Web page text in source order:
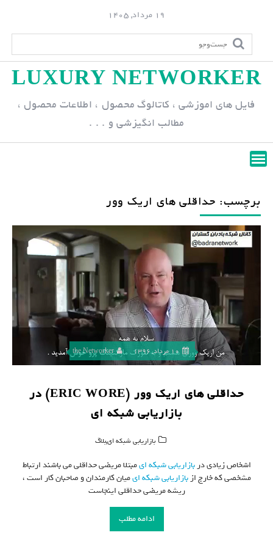
p
n
19 مرداد, 1405
LUXURY NETWORKER
فایل های اموزشی ، کاتالوگ محصول ، اطلاعات محصول ،
مطالب انگیزشی و . . .
برچسب: حداقلی های اریک وور
10 مرداد, 1396 the Networker
حداقلی های اریک وور (ERIC WORE) در
بازاریابی شبکه ای
بازاریابی شبکه ای,بلاگ
اشخاص زیادی دربازاریابی شبکه ایمبتلا مریضی حداقلی می باشند ارتباط
مشخصی که خارج ازبازاریابی شبکه ایمیان کارمندان و صاحبان کار است ،
ریشه مریضی حداقلی اینجاست
ادامه مطلب